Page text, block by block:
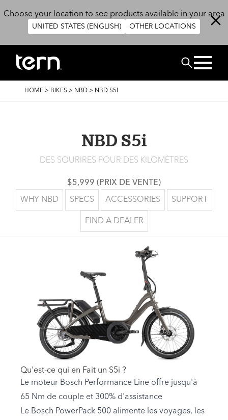
Choose your location to see products available in your area
UNITED STATES (ENGLISH) OTHER LOCATIONS
Search
BREADCRUMB
HOME > BIKES > NBD > NBD S5I
NBD S5i
DES SOURIRES POUR DES KILOMÈTRES
$5,999 (PRIX DE VENTE)
WHY NBD SPECS ACCESSORIES SUPPORT
FIND A DEALER
Qu'est-ce qui en Fait un S5i ?
Le moteur Bosch Performance Line offre jusqu'à
65 Nm de couple et 300% d'assistance
Le Bosch PowerPack 500 alimente les voyages, les